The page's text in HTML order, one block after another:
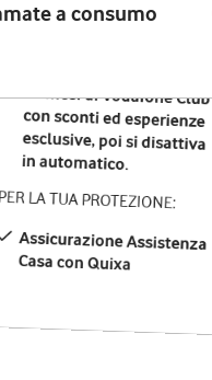
a consumo
nazionali
12 mesi di Vodafone Club
con sconti ed esperienze
esclusive, poi si disattiva
in automatico.
LA TUA PROTEZIONE:
Assicurazione Assistenza
Casa con Quixa